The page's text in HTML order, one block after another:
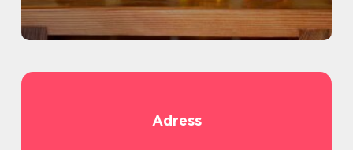
Adress